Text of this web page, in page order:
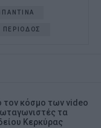
ΠΕΡΙΟΔΟΣ
τον κόσμο των video
τα
Κερκύρας